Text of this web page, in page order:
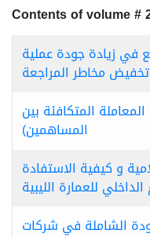
Contents of volume #
في زيادة جودة عملية
تخفيض مخاطر المراجعة
المتكافئة بين
المساهمين)
و كيفية الاستفادة
للعمارة الليبية
الشاملة في شركات